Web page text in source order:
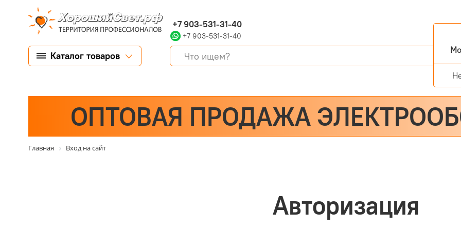
+7 903-531-31-40
+7 903-531-31-40
Каталог товаров
ОПТОВАЯ ПРОДАЖА
Главная Вход на сайт
Авторизация